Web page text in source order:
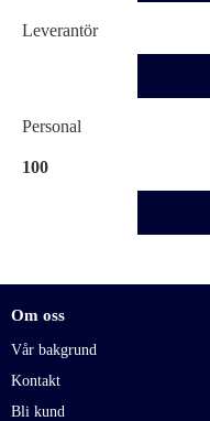
Leverantör
Personal
100
Om oss
Vår bakgrund
Kontakt
Bli kund